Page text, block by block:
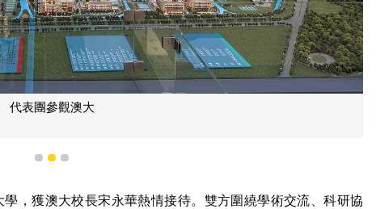
代表團參觀澳大
1 2 3
，獲澳大校長宋永華熱情接待。雙方圍繞學術交流、科研協